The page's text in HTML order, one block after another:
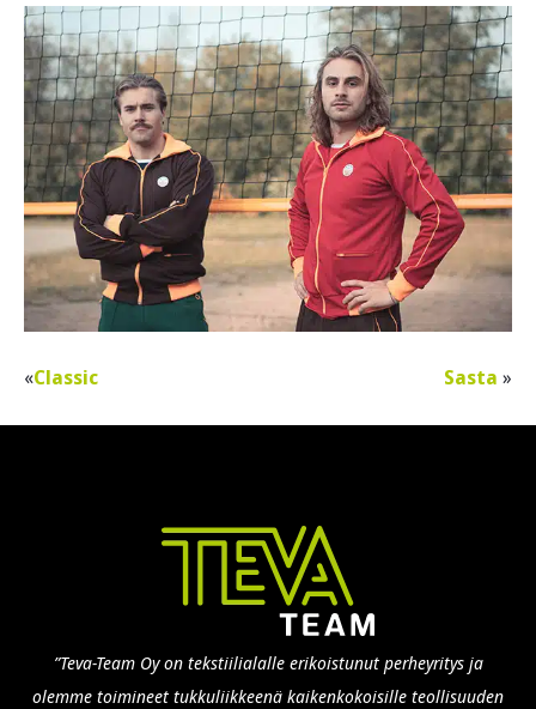
Sasta
Classic
”Teva-Team Oy on tekstiilialalle erikoistunut perheyritys ja
olemme toimineet tukkuliikkeenä kaikenkokoisille teollisuuden